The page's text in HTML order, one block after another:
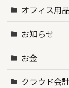
オフィス用品
お知らせ
お金
クラウド会